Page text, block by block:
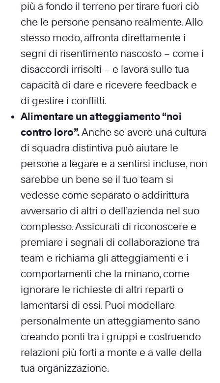
più a fondo il terreno per tirare fuori ciò
che le persone pensano realmente. Allo
stesso modo, affronta direttamente i
segni di risentimento nascosto – come i
disaccordi irrisolti – e lavora sulle tua
capacità di dare e ricevere feedback e
di gestire i conflitti.
Alimentare un atteggiamento “noi
contro loro”.Anche se avere una cultura
di squadra distintiva può aiutare le
persone a legare e a sentirsi incluse, non
sarebbe un bene se il tuo team si
vedesse come separato o addirittura
avversario di altri o dell’azienda nel suo
complesso. Assicurati di riconoscere e
premiare i segnali di collaborazione tra
team e richiama gli atteggiamenti e i
comportamenti che la minano, come
ignorare le richieste di altri reparti o
lamentarsi di essi. Puoi modellare
personalmente un atteggiamento sano
creando ponti tra i gruppi e costruendo
relazioni più forti a monte e a valle della
tua organizzazione.